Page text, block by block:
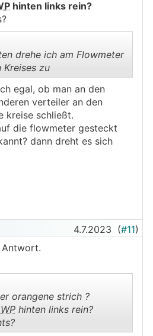
.. hinten links rein?
..
drehe ich am Flowmeter
zu
egal, ob man an den
verteiler an den
kreise schließt.
die flowmeter gesteckt
dann dreht es sich
4.7.2023 (#11)
orangene strich ?
hinten links rein?